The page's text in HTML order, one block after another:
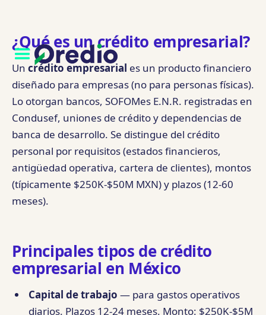
¿Qué es un crédito empresarial?
Un crédito empresarial es un producto financiero
diseñado para empresas (no para personas físicas).
Lo otorgan bancos, SOFOMes E.N.R. registradas en
Condusef, uniones de crédito y dependencias de
banca de desarrollo. Se distingue del crédito
personal por requisitos (estados financieros,
antigüedad operativa, cartera de clientes), montos
(típicamente $250K-$50M MXN) y plazos (12-60
meses).
Principales tipos de crédito
empresarial en México
Capital de trabajo — para gastos operativos
diarios. Plazos 12-24 meses. Monto: $250K-$5M